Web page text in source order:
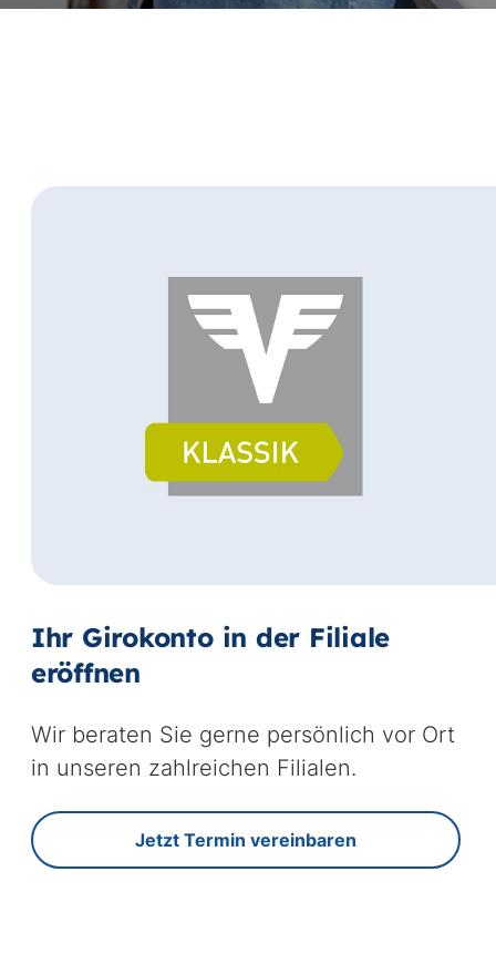
Ihr Girokonto in der Filiale
eröffnen
Wir beraten Sie gerne persönlich vor Ort
in unseren zahlreichen Filialen.
Jetzt Termin vereinbaren